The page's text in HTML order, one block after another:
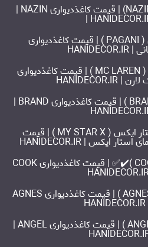
آلبوم کاغذ دیواری نازین ( NAZIN) | قیمت کاغذدیواری NAZIN |
آلبوم کاغذ دیواری پاگانی ( PAGANI ) | قیمت کاغذدیواری
آلبوم کاغذ دیواری مک لارن ( MC LAREN ) | قیمت کاغذدیواری
آلبوم کاغذ دیواری برند ( BRAND ) | قیمت کاغذدیواری BRAND |
آلبوم کاغذ دیواری مای استار ایکس ( MY STAR X ) | قیمت
آلبوم کاغذ دیواری کوک ( COOK )✔️✅ | قیمت کاغذدیواری COOK
آلبوم کاغذ دیواری اگنس ( AGNES ) | قیمت کاغذدیواری AGNES
آلبوم کاغذ دیواری آنجل ( ANGEL ) | قیمت کاغذدیواری ANGEL |